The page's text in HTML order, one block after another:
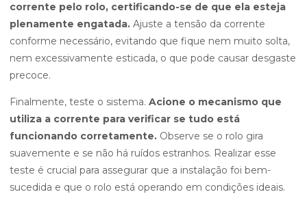
corrente pelo rolo, certificando-se de que ela esteja
plenamente engatada. Ajuste a tensão da corrente
conforme necessário, evitando que fique nem muito solta,
nem excessivamente esticada, o que pode causar desgaste
precoce.
Finalmente, teste o sistema. Acione o mecanismo que
utiliza a corrente para verificar se tudo está
funcionando corretamente. Observe se o rolo gira
suavemente e se não há ruídos estranhos. Realizar esse
teste é crucial para assegurar que a instalação foi bem-
sucedida e que o rolo está operando em condições ideais.